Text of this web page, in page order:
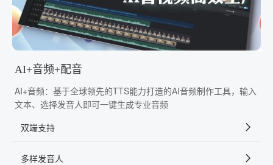
AI+音频+配音
AI+音频：基于全球领先的TTS能力打造的AI音频制作工具，输入
文本、选择发音人即可一键生成专业音频
双端支持
多样发音人